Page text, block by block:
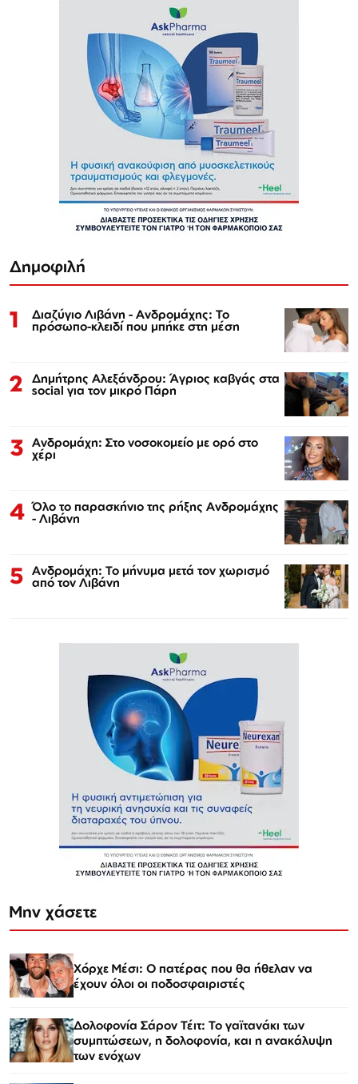
Δημοφιλή
1 Διαζύγιο Λιβάνη - Ανδρομάχης: Το
πρόσωπο-κλειδί που μπήκε στη μέση
2 Δημήτρης Αλεξάνδρου: Άγριος καβγάς στα
social για τον μικρό Πάρη
3 Ανδρομάχη: Στο νοσοκομείο με ορό στο
χέρι
4 Όλο το παρασκήνιο της ρήξης Ανδρομάχης
- Λιβάνη
5 Ανδρομάχη: Το μήνυμα μετά τον χωρισμό
από τον Λιβάνη
Μην χάσετε
Χόρχε Μέσι: Ο πατέρας που θα ήθελαν να
έχουν όλοι οι ποδοσφαιριστές
Δολοφονία Σάρον Τέιτ: Το γαϊτανάκι των
συμπτώσεων, η δολοφονία, και η ανακάλυψη
των ενόχων